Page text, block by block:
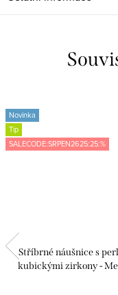
Novinka
Tip
SALECODE:SRPEN2625:25:%
Stříbrné náušnice s
kubickými zirkony -